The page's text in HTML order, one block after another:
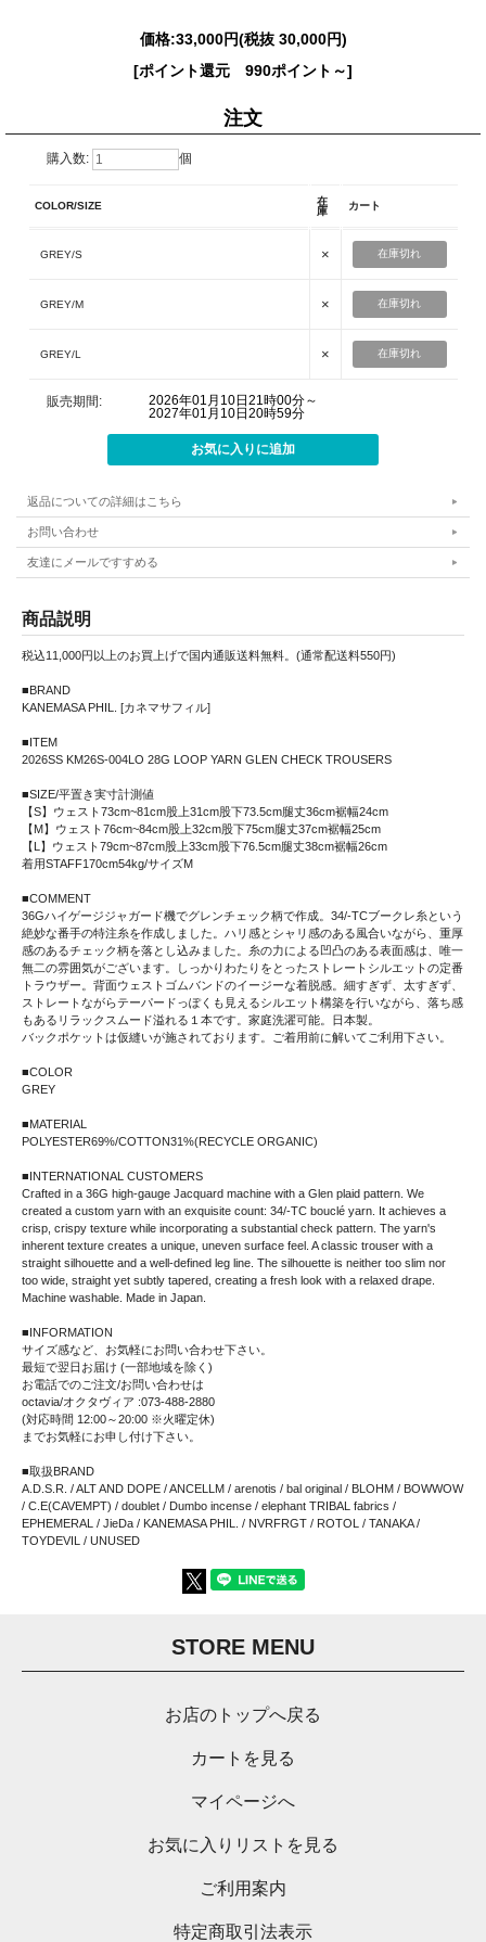
価格:33,000円(税抜 30,000円)
[ポイント還元 990ポイント～]
注文
購入数: 個
COLOR/SIZE
在
庫
カート
GREY/S × 在庫切れ
GREY/M × 在庫切れ
GREY/L × 在庫切れ
販売期間:
2026年01月10日21時00分～
2027年01月10日20時59分
返品についての詳細はこちら
お問い合わせ
友達にメールですすめる
商品説明
税込11,000円以上のお買上げで国内通販送料無料。(通常配送料550円)
■BRAND
KANEMASA PHIL. [カネマサフィル]
■ITEM
2026SS KM26S-004LO 28G LOOP YARN GLEN CHECK TROUSERS
■SIZE/平置き実寸計測値
【S】ウェスト73cm~81cm股上31cm股下73.5cm腿丈36cm裾幅24cm
【M】ウェスト76cm~84cm股上32cm股下75cm腿丈37cm裾幅25cm
【L】ウェスト79cm~87cm股上33cm股下76.5cm腿丈38cm裾幅26cm
着用STAFF170cm54kg/サイズM
■COMMENT
36Gハイゲージジャガード機でグレンチェック柄で作成。34/-TCブークレ糸という
絶妙な番手の特注糸を作成しました。ハリ感とシャリ感のある風合いながら、重厚
感のあるチェック柄を落とし込みました。糸の力による凹凸のある表面感は、唯一
無二の雰囲気がございます。しっかりわたりをとったストレートシルエットの定番
トラウザー。背面ウェストゴムバンドのイージーな着脱感。細すぎず、太すぎず、
ストレートながらテーパードっぽくも見えるシルエット構築を行いながら、落ち感
もあるリラックスムード溢れる１本です。家庭洗濯可能。日本製。
バックポケットは仮縫いが施されております。ご着用前に解いてご利用下さい。
■COLOR
GREY
■MATERIAL
POLYESTER69%/COTTON31%(RECYCLE ORGANIC)
■INTERNATIONAL CUSTOMERS
Crafted in a 36G high-gauge Jacquard machine with a Glen plaid pattern. We
created a custom yarn with an exquisite count: 34/-TC bouclé yarn. It achieves a
crisp, crispy texture while incorporating a substantial check pattern. The yarn's
inherent texture creates a unique, uneven surface feel. A classic trouser with a
straight silhouette and a well-defined leg line. The silhouette is neither too slim nor
too wide, straight yet subtly tapered, creating a fresh look with a relaxed drape.
Machine washable. Made in Japan.
■INFORMATION
サイズ感など、お気軽にお問い合わせ下さい。
最短で翌日お届け (一部地域を除く)
お電話でのご注文/お問い合わせは
octavia/オクタヴィア :073-488-2880
(対応時間 12:00～20:00 ※火曜定休)
までお気軽にお申し付け下さい。
■取扱BRAND
A.D.S.R. / ALT AND DOPE / ANCELLM / arenotis / bal original / BLOHM / BOWWOW
/ C.E(CAVEMPT) / doublet / Dumbo incense / elephant TRIBAL fabrics /
EPHEMERAL / JieDa / KANEMASA PHIL. / NVRFRGT / ROTOL / TANAKA /
TOYDEVIL / UNUSED
STORE MENU
お店のトップへ戻る
カートを見る
マイページへ
お気に入りリストを見る
ご利用案内
特定商取引法表示